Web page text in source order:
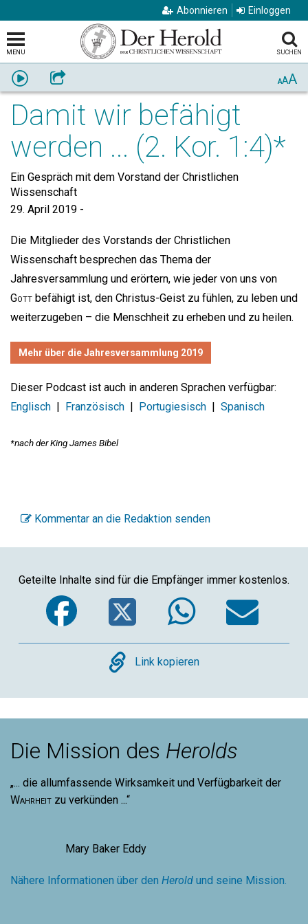
Abonnieren Einloggen
MENU SUCHEN
AnhörenWeiterempfehlen AAA
Damit wir befähigt
werden ... (2. Kor. 1:4)*
Ein Gespräch mit dem Vorstand der Christlichen
Wissenschaft
29. April 2019 -
Die Mitglieder des Vorstands der Christlichen
Wissenschaft besprechen das Thema der
Jahresversammlung und erörtern, wie jeder von uns von
Gott befähigt ist, den Christus-Geist zu fühlen, zu leben und
weiterzugeben – die Menschheit zu erheben und zu heilen.
Mehr über die Jahresversammlung 2019
Dieser Podcast ist auch in anderen Sprachen verfügbar:
Englisch | Französisch | Portugiesisch | Spanisch
*nach der King James Bibel
Kommentar an die Redaktion senden
Geteilte Inhalte sind für die Empfänger immer kostenlos.
Facebook
Twitter
Copy
Link kopieren
Die Mission des Herolds
„... die allumfassende Wirksamkeit und Verfügbarkeit der
Wahrheit zu verkünden ...“
Mary Baker Eddy
Nähere Informationen über den Herold und seine Mission.